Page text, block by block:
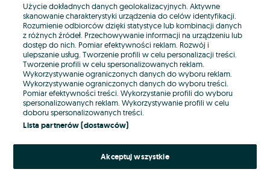
E-mail
Hasło
Nie pamiętasz hasła?
Użycie dokładnych danych geolokalizacyjnych. Aktywne
skanowanie charakterystyki urządzenia do celów identyfikacji.
Rozumienie odbiorców dzięki statystyce lub kombinacji danych
z różnych źródeł. Przechowywanie informacji na urządzeniu lub
dostęp do nich. Pomiar efektywności reklam. Rozwój i
ulepszanie usług. Tworzenie profili w celu personalizacji treści.
Tworzenie profili w celu spersonalizowanych reklam.
Wykorzystywanie ograniczonych danych do wyboru reklam.
Wykorzystywanie ograniczonych danych do wyboru treści.
Pomiar efektywności treści. Wykorzystanie profili do wyboru
spersonalizowanych reklam. Wykorzystywanie profili w celu
doboru spersonalizowanych treści.
Lista partnerów (dostawców)
Akceptuj wszystkie